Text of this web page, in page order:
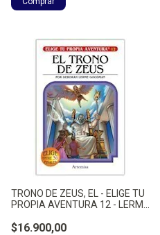
TRONO DE ZEUS, EL - ELIGE TU
PROPIA AVENTURA 12 - LERME
$16.900,00